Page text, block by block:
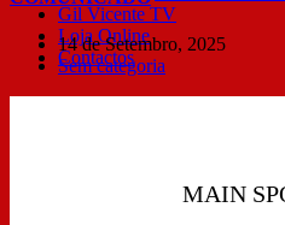
Gil Vicente TV
Loja Online
Contactos
14 de Setembro, 2025
Sem categoria
MAIN